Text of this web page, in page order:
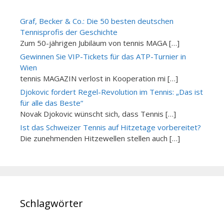
Graf, Becker & Co.: Die 50 besten deutschen
Tennisprofis der Geschichte
Zum 50-jährigen Jubiläum von tennis MAGA […]
Gewinnen Sie VIP-Tickets für das ATP-Turnier in
Wien
tennis MAGAZIN verlost in Kooperation mi […]
Djokovic fordert Regel-Revolution im Tennis: „Das ist
für alle das Beste“
Novak Djokovic wünscht sich, dass Tennis […]
Ist das Schweizer Tennis auf Hitzetage vorbereitet?
Die zunehmenden Hitzewellen stellen auch […]
Schlagwörter